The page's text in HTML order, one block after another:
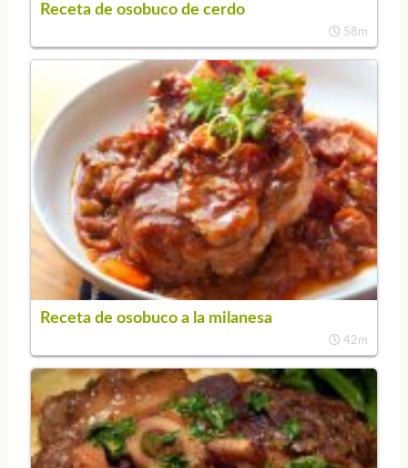
Receta de osobuco de cerdo
58m
Receta de osobuco a la milanesa
42m